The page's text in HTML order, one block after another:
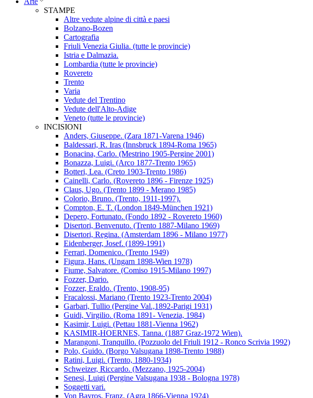
STAMPE
Altre vedute alpine di città e paesi
Bolzano-Bozen
Cartografia
Friuli Venezia Giulia. (tutte le provincie)
Istria e Dalmazia.
Lombardia (tutte le provincie)
Rovereto
Trento
Varia
Vedute del Trentino
Vedute dell'Alto-Adige
Veneto (tutte le provincie)
INCISIONI
Anders, Giuseppe. (Zara 1871-Varena 1946)
Baldessari, R. Iras (Innsbruck 1894-Roma 1965)
Bonacina, Carlo. (Mestrino 1905-Pergine 2001)
Bonazza, Luigi. (Arco 1877-Trento 1965)
Botteri, Lea. (Creto 1903-Trento 1986)
Cainelli, Carlo. (Rovereto 1896 - Firenze 1925)
Claus, Ugo. (Trento 1899 - Merano 1985)
Colorio, Bruno. (Trento, 1911-1997).
Compton, E. T. (London 1849-München 1921)
Depero, Fortunato. (Fondo 1892 - Rovereto 1960)
Disertori, Benvenuto. (Trento 1887-Milano 1969)
Disertori, Regina. (Amsterdam 1896 - Milano 1977)
Eidenberger, Josef. (1899-1991)
Ferrari, Domenico. (Trento 1949)
Figura, Hans. (Ungarn 1898-Wien 1978)
Fiume, Salvatore. (Comiso 1915-Milano 1997)
Fozzer, Dario.
Fozzer, Eraldo. (Trento, 1908-95)
Fracalossi, Mariano (Trento 1923-Trento 2004)
Garbari, Tullio (Pergine Val.,1892-Parigi 1931)
Guidi, Virgilio. (Roma 1891- Venezia, 1984)
Kasimir, Luigi. (Pettau 1881-Vienna 1962)
KASIMIR-HOERNES, Tanna. (1887 Graz-1972 Wien).
Marangoni, Tranquillo. (Pozzuolo del Friuli 1912 - Ronco Scrivia 1992)
Polo, Guido. (Borgo Valsugana 1898-Trento 1988)
Ratini, Luigi. (Trento, 1880-1934)
Schweizer, Riccardo. (Mezzano, 1925-2004)
Senesi, Luigi (Pergine Valsugana 1938 - Bologna 1978)
Soggetti vari.
Von Bayros, Franz. (Agra 1866-Vienna 1924)